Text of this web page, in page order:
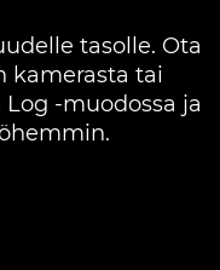
tasolle. Ota
kamerasta tai
-muodossa ja